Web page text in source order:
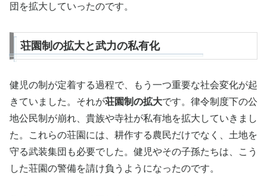
団を拡大していったのです。
荘園制の拡大と武力の私有化
健児の制が定着する過程で、もう一つ重要な社会変化が起
きていました。それが荘園制の拡大です。律令制度下の公
地公民制が崩れ、貴族や寺社が私有地を拡大していきまし
た。これらの荘園には、耕作する農民だけでなく、土地を
守る武装集団も必要でした。健児やその子孫たちは、こう
した荘園の警備を請け負うようになったのです。